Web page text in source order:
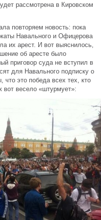
рассмотрена в Кировском
повторяем новость: пока
Навального и Офицерова
их арест. И вот выяснилось,
об аресте было
приговор суда не вступил в
для Навального подписку о
это победа всех тех, кто
весело «штурмует»: